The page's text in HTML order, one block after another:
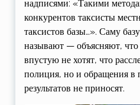
надписями: «Такими
конкурентов таксисты
таксистов базы…». Саму
называют — объясняют, что
впустую не хотят, что
полиция, но и обращения
результатов не приносят.